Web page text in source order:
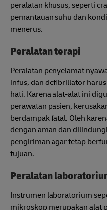
peralatan khusus, seperti
pemantauan suhu dan
menerus.
Peralatan terapi
Peralatan penyelamat
infus, dan defibrillator
hati. Karena alat-alat ini
perawatan pasien,
berdampak fatal. Oleh
dengan aman dan
pengiriman agar tetap
tujuan.
Peralatan
Instrumen laboratorium
mikroskop merupakan alat